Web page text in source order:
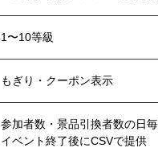
1〜10等級
もぎり・クーポン表示
参加者数・景品引換者数の日
イベント終了後にCSVで提供